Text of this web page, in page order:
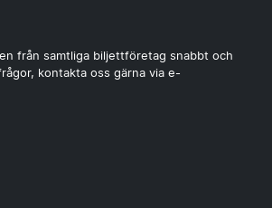
från samtliga biljettföretag snabbt och
kontakta oss gärna via e-